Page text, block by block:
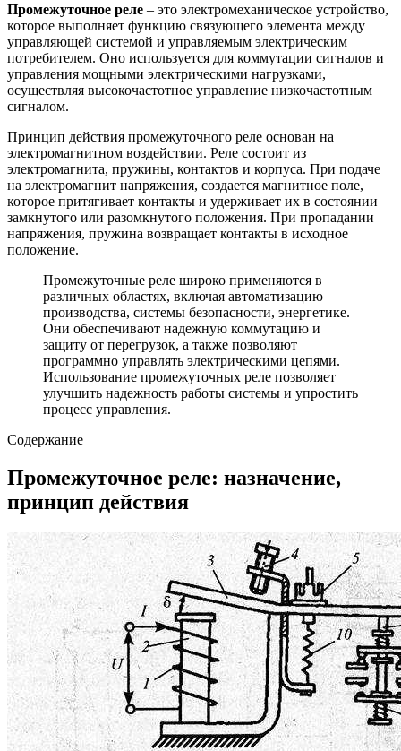
Промежуточное реле – это электромеханическое устройство,
которое выполняет функцию связующего элемента между
управляющей системой и управляемым электрическим
потребителем. Оно используется для коммутации сигналов и
управления мощными электрическими нагрузками,
осуществляя высокочастотное управление низкочастотным
сигналом.
Принцип действия промежуточного реле основан на
электромагнитном воздействии. Реле состоит из
электромагнита, пружины, контактов и корпуса. При подаче
на электромагнит напряжения, создается магнитное поле,
которое притягивает контакты и удерживает их в состоянии
замкнутого или разомкнутого положения. При пропадании
напряжения, пружина возвращает контакты в исходное
положение.
Промежуточные реле широко применяются в
различных областях, включая автоматизацию
производства, системы безопасности, энергетике.
Они обеспечивают надежную коммутацию и
защиту от перегрузок, а также позволяют
программно управлять электрическими цепями.
Использование промежуточных реле позволяет
улучшить надежность работы системы и упростить
процесс управления.
Содержание
Промежуточное реле: назначение,
принцип действия